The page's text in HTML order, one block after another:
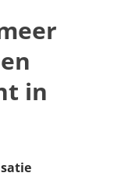
in